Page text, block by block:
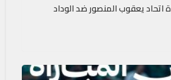
يعقوب المنصور ضد الوداد